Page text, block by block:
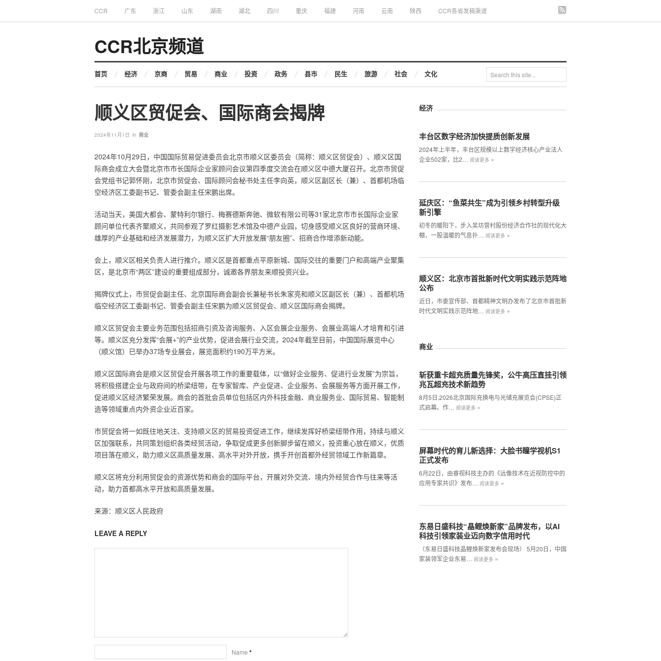
CCR 广东 浙江 山东 湖南 湖北 四川 重庆 福建 河南 云南 陕西 CCR各省发稿渠道
CCR北京频道
首页 经济 京商 贸易 商业 投资 政务 县市 民生 旅游 社会 文化
顺义区贸促会、国际商会揭牌
2024年11月1日 in 商业
2024年10月29日，中国国际贸易促进委员会北京市顺义区委员会（简称：顺义区贸促会）、顺义区国
际商会成立大会暨北京市市长国际企业家顾问会议第四季度交流会在顺义区中德大厦召开。北京市贸促
会党组书记郭怀刚，北京市贸促会、国际顾问会秘书处主任李向英，顺义区副区长（兼）、首都机场临
空经济区工委副书记、管委会副主任宋鹏出席。
活动当天，美国大都会、蒙特利尔银行、梅赛德斯奔驰、微软有限公司等31家北京市市长国际企业家
顾问单位代表齐聚顺义，共同参观了罗红摄影艺术馆及中德产业园，切身感受顺义区良好的营商环境、
雄厚的产业基础和经济发展潜力，为顺义区扩大开放发展“朋友圈”、招商合作增添新动能。
会上，顺义区相关负责人进行推介。顺义区是首都重点平原新城、国际交往的重要门户和高端产业聚集
区，是北京市“两区”建设的重要组成部分，诚邀各界朋友来顺投资兴业。
揭牌仪式上，市贸促会副主任、北京国际商会副会长兼秘书长朱家亮和顺义区副区长（兼）、首都机场
临空经济区工委副书记、管委会副主任宋鹏为顺义区贸促会、顺义区国际商会揭牌。
顺义区贸促会主要业务范围包括招商引资及咨询服务、入区会展企业服务、会展业高端人才培育和引进
等。顺义区充分发挥“会展+”的产业优势，促进会展行业交流，2024年截至目前，中国国际展览中心
（顺义馆）已举办37场专业展会，展览面积约190万平方米。
顺义区国际商会是顺义区贸促会开展各项工作的重要载体，以“做好企业服务、促进行业发展”为宗旨，
将积极搭建企业与政府间的桥梁纽带，在专家智库、产业促进、企业服务、会展服务等方面开展工作，
促进顺义区经济繁荣发展。商会的首批会员单位包括区内外科技金融、商业服务业、国际贸易、智能制
造等领域重点内外资企业近百家。
市贸促会将一如既往地关注、支持顺义区的贸易投资促进工作，继续发挥好桥梁纽带作用，持续与顺义
区加强联系，共同策划组织各类经贸活动，争取促成更多创新脚步留在顺义，投资重心放在顺义，优质
项目落在顺义，助力顺义区高质量发展、高水平对外开放，携手开创首都外经贸领域工作新篇章。
顺义区将充分利用贸促会的资源优势和商会的国际平台，开展对外交流、境内外经贸合作与往来等活
动，助力首都高水平开放和高质量发展。
来源：顺义区人民政府
LEAVE A REPLY
Name *
经济
丰台区数字经济加快提质创新发展
2024年上半年，丰台区规模以上数字经济核心产业法人
企业502家，比2…
阅读更多 »
延庆区：“鱼菜共生”成为引领乡村转型升级
新引擎
初冬的暖阳下，步入吴坊营村股份经济合作社的现代化大
棚，一股温暖的气息扑…
阅读更多 »
顺义区：北京市首批新时代文明实践示范阵地
公布
近日，市委宣传部、首都精神文明办发布了北京市首批新
时代文明实践示范阵地…
阅读更多 »
商业
斩获重卡超充质量先锋奖，公牛高压直挂引领
兆瓦超充技术新趋势
8月5日,2026北京国际充换电与光储充展览会(CPSE)正
式启幕。作…
阅读更多 »
屏幕时代的育儿新选择：大脸书瞳学视机S1
正式发布
6月22日，由睿视科技主办的《远像技术在近视防控中的
应用专家共识》发布…
阅读更多 »
东易日盛科技“晶鲤焕新家”品牌发布，以AI
科技引领家装业迈向数字信用时代
（东易日盛科技晶鲤焕新家发布会现场） 5月20日，中国
家装领军企业东易…
阅读更多 »